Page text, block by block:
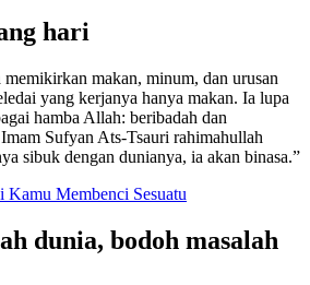
hari
memikirkan makan, minum, dan urusan
yang kerjanya hanya makan. Ia lupa
hamba Allah: beribadah dan
Sufyan Ats-Tsauri rahimahullah
sibuk dengan dunianya, ia akan binasa.”
Kamu Membenci Sesuatu
dunia, bodoh masalah